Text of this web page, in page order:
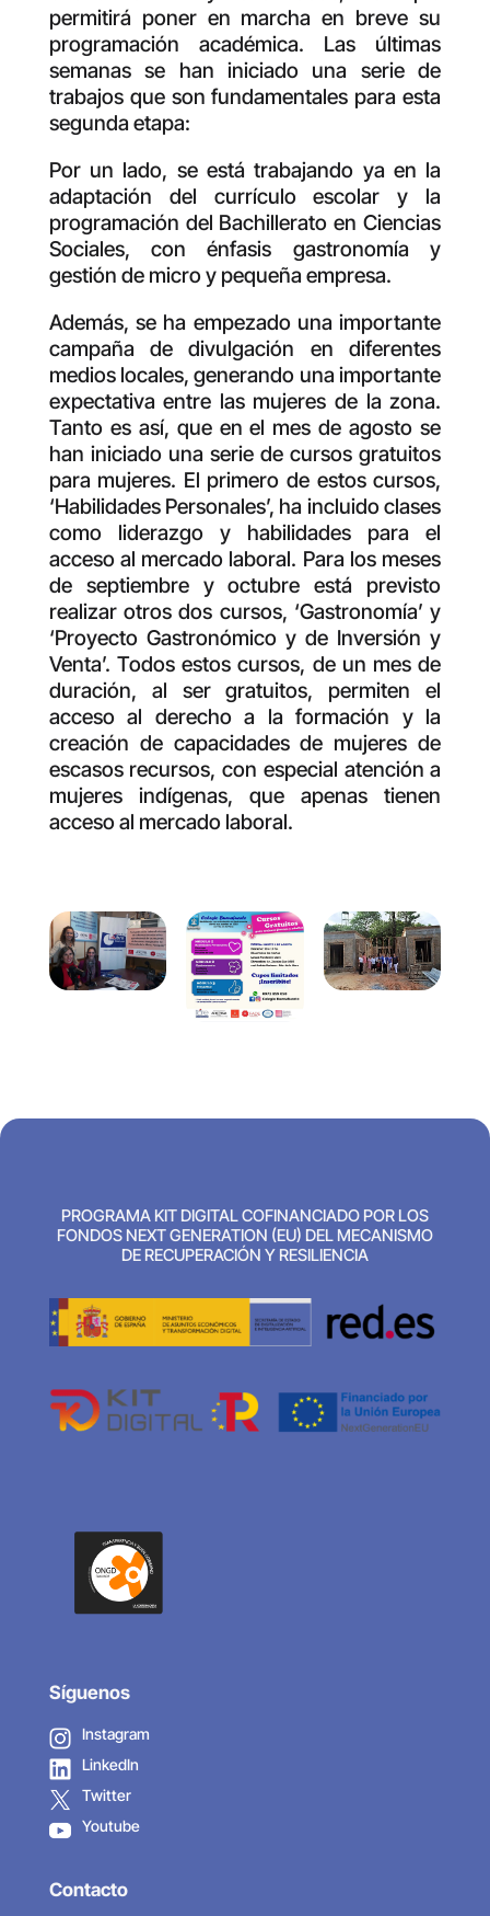
permitirá poner en marcha en breve su
programación académica. Las últimas
semanas se han iniciado una serie de
trabajos que son fundamentales para esta
segunda etapa:
Por un lado, se está trabajando ya en la
adaptación del currículo escolar y la
programación del Bachillerato en Ciencias
Sociales, con énfasis gastronomía y
gestión de micro y pequeña empresa.
Además, se ha empezado una importante
campaña de divulgación en diferentes
medios locales, generando una importante
expectativa entre las mujeres de la zona.
Tanto es así, que en el mes de agosto se
han iniciado una serie de cursos gratuitos
para mujeres. El primero de estos cursos,
‘Habilidades Personales’, ha incluido clases
como liderazgo y habilidades para el
acceso al mercado laboral. Para los meses
de septiembre y octubre está previsto
realizar otros dos cursos, ‘Gastronomía’ y
‘Proyecto Gastronómico y de Inversión y
Venta’. Todos estos cursos, de un mes de
duración, al ser gratuitos, permiten el
acceso al derecho a la formación y la
creación de capacidades de mujeres de
escasos recursos, con especial atención a
mujeres indígenas, que apenas tienen
acceso al mercado laboral.
PROGRAMA KIT DIGITAL COFINANCIADO POR LOS
FONDOS NEXT GENERATION (EU) DEL MECANISMO
DE RECUPERACIÓN Y RESILIENCIA
Síguenos
Instagram
LinkedIn
Twitter
Youtube
Contacto